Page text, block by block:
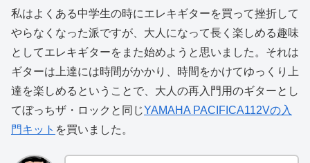
私はよくある中学生の時にエレキギターを買って挫折して
やらなくなった派ですが、大人になって長く楽しめる趣味
としてエレキギターをまた始めようと思いました。それは
ギターは上達には時間がかかり、時間をかけてゆっくり上
達を楽しめるということで、大人の再入門用のギターとし
てぼっちザ・ロックと同じYAMAHA PACIFICA112Vの入
門キット を買いました。